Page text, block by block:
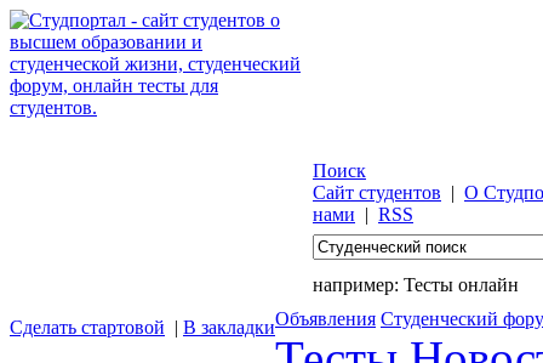
Поиск
Сайт студентов | О
нами | RSS
например: Тесты онлайн
Сделать стартовой | В закладкиОбъявления Студенческий